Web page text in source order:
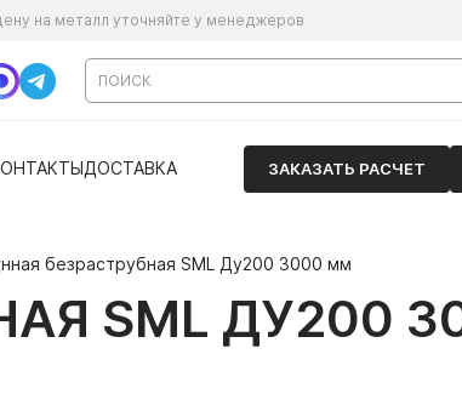
на металл уточняйте у менеджеров
ДОСТАВКА ЗАКАЗАТЬ РАСЧЕТ
безраструбная SML Ду200 3000 мм
SML ДУ200